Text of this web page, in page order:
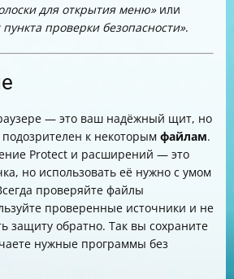
для открытия меню»или
проверки безопасности».
— это ваш надёжный щит, но
к некоторым файлам.
Protect и расширений — это
но использовать её нужно с умом
проверяйте файлы
проверенные источники и не
защиту обратно. Так вы сохраните
нужные программы без